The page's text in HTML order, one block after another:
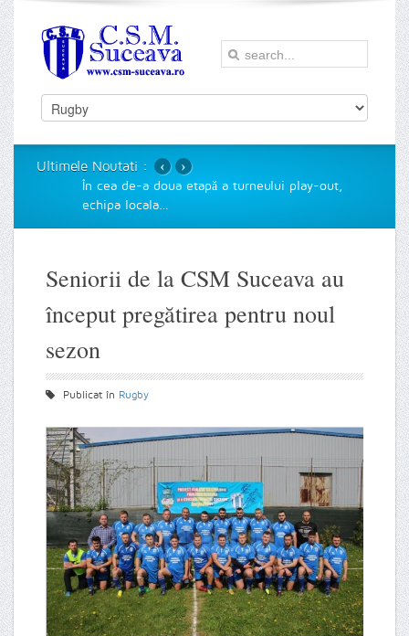
Ultimele Noutati :
În cea de-a doua etapă a turneului play-out,
echipa locala
›
‹
Seniorii de la CSM Suceava au
început pregătirea pentru noul
sezon
Publicat în Rugby